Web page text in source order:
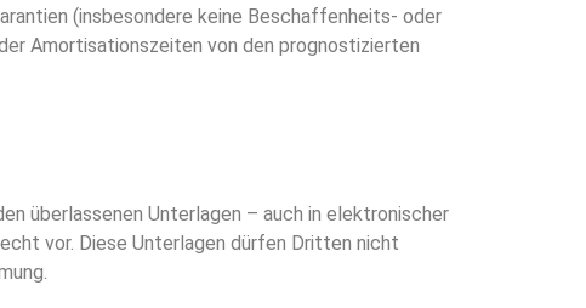
(insbesondere keine Beschaffenheits- oder
Amortisationszeiten von den prognostizierten
überlassenen Unterlagen – auch in elektronischer
vor. Diese Unterlagen dürfen Dritten nicht